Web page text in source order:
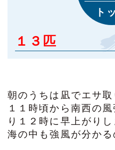
ト
１３匹
朝のうちは凪でエサ取
１１時頃から南西の
り１２時に早上がりし
海の中も強風が分かる